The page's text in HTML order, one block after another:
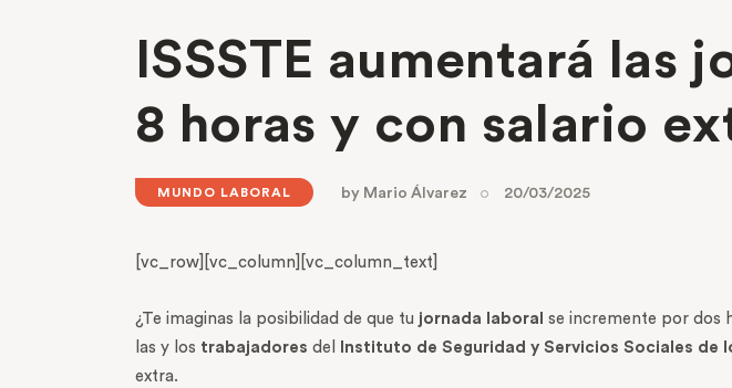
ISSSTE aumentará las
8 horas y con salario
MUNDO LABORAL by Mario Álvarez 20/03/2025
[vc_row][vc_column][vc_column_text]
¿Te imaginas la posibilidad de que tu jornada laboral se incremente por dos
las y los trabajadores del Instituto de Seguridad y Servicios Sociales de
extra.